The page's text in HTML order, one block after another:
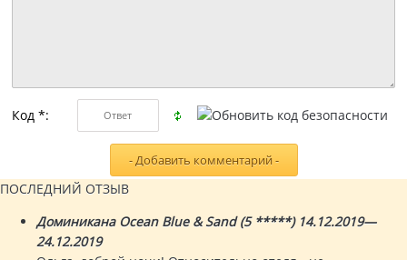
Код *:
ПОСЛЕДНИЙ ОТЗЫВ
Доминикана Ocean Blue & Sand (5 *****) 14.12.2019—
24.12.2019